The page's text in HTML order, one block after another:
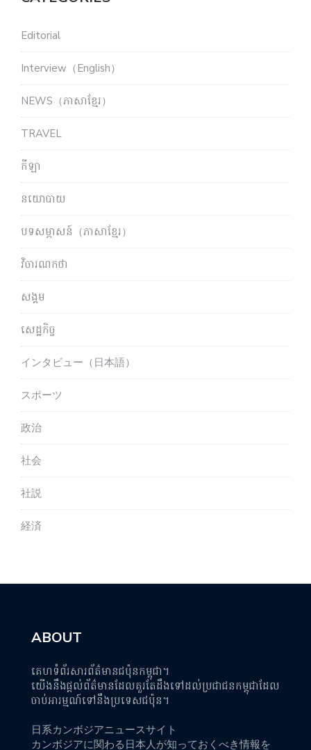
Editorial
Interview（English）
NEWS（ភាសាខ្មែរ）
TRAVEL
កីឡា
នយោបាយ
បទសម្ភាសន៍（ភាសាខ្មែរ）
វិចារណកថា
សង្គម
សេដ្ឋកិច្ច
インタビュー（日本語）
スポーツ
政治
社会
社説
経済
ABOUT
គេហទំព័រសារព័ត៌មានជប៉ុនកម្ពុជា។
យើងនឹងផ្តល់ព័ត៌មានដែលគួរតែដឹងទៅដល់ប្រជាជនកម្ពុជាដែល
ចាប់អារម្មណ៍ទៅនឹងប្រទេសជប៉ុន។
日系カンボジアニュースサイト
カンボジアに関わる日本人が知っておくべき情報を